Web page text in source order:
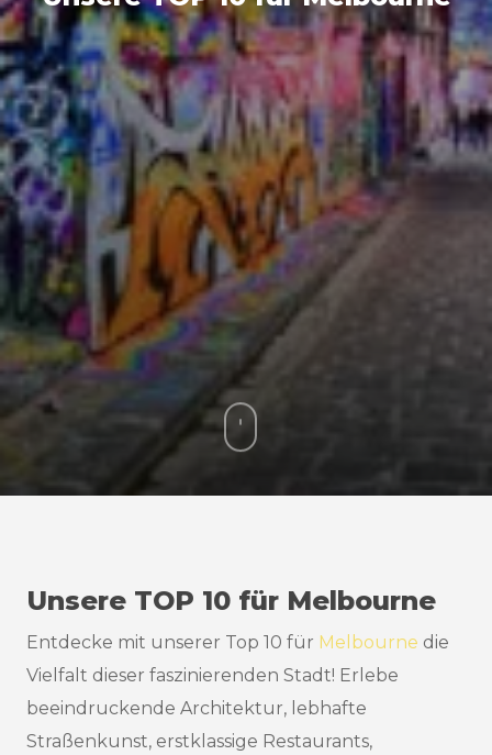
Unsere TOP 10 für Melbourne
Entdecke mit unserer Top 10 für Melbourne die
Vielfalt dieser faszinierenden Stadt! Erlebe
beeindruckende Architektur, lebhafte
Straßenkunst, erstklassige Restaurants,